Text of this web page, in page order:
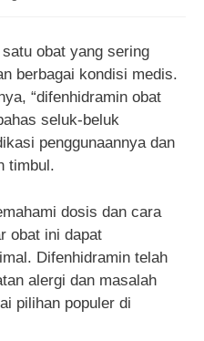
obat yang sering
berbagai kondisi medis.
“difenhidramin obat
seluk-beluk
penggunaannya dan
timbul.
dosis dan cara
obat ini dapat
Difenhidramin telah
alergi dan masalah
pilihan populer di